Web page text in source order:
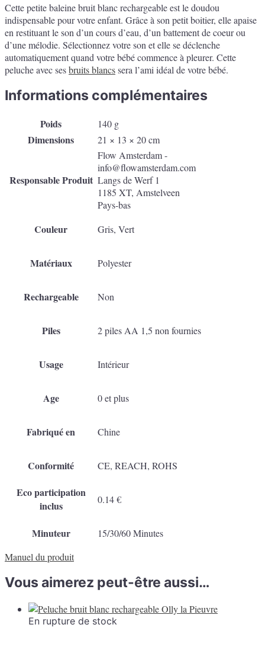
Cette petite baleine bruit blanc rechargeable est le doudou
indispensable pour votre enfant. Grâce à son petit boitier, elle apaise
en restituant le son d’un cours d’eau, d’un battement de coeur ou
d’une mélodie. Sélectionnez votre son et elle se déclenche
automatiquement quand votre bébé commence à pleurer. Cette
peluche avec sesbruits blancssera l’ami idéal de votre bébé.
Informations complémentaires
Poids 140 g
Dimensions 21 × 13 × 20 cm
Responsable Produit
Flow Amsterdam -
info@flowamsterdam.com
Langs de Werf 1
1185 XT, Amstelveen
Pays-bas
Couleur Gris, Vert
Matériaux Polyester
Rechargeable Non
Piles 2 piles AA 1,5 non fournies
Usage Intérieur
Age 0 et plus
Fabriqué en Chine
Conformité CE, REACH, ROHS
Eco participation
inclus
0.14 €
Minuteur
15/30/60 Minutes
Manuel du produit
Vous aimerez peut-être aussi…
En rupture de stock